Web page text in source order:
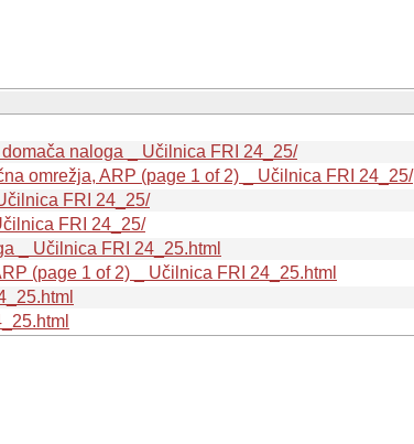
naloga _ Učilnica FRI 24_25/
omrežja, ARP (page 1 of 2) _ Učilnica FRI 24_25/
FRI 24_25/
FRI 24_25/
_ Učilnica FRI 24_25.html
(page 1 of 2) _ Učilnica FRI 24_25.html